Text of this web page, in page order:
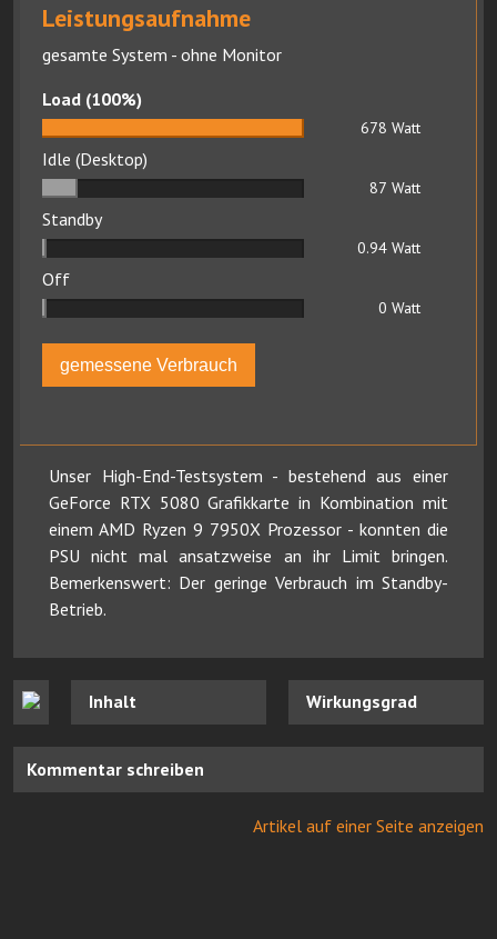
Leistungsaufnahme
gesamte System - ohne Monitor
Load (100%)
678 Watt
Idle (Desktop)
87 Watt
Standby
0.94 Watt
Off
0 Watt
gemessene Verbrauch
Unser High-End-Testsystem - bestehend aus einer
GeForce RTX 5080 Grafikkarte in Kombination mit
einem AMD Ryzen 9 7950X Prozessor - konnten die
PSU nicht mal ansatzweise an ihr Limit bringen.
Bemerkenswert: Der geringe Verbrauch im Standby-
Betrieb.
Inhalt Wirkungsgrad
Kommentar schreiben
Artikel auf einer Seite anzeigen